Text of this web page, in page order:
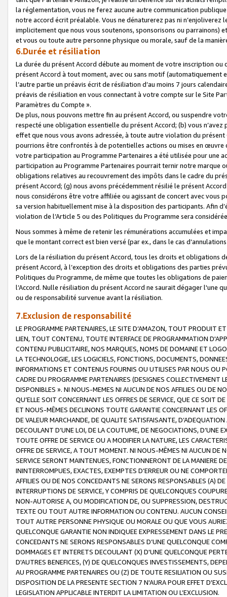
la réglementation, vous ne ferez aucune autre communication
notre accord écrit préalable. Vous ne dénaturerez pas ni
implicitement que nous vous soutenons, sponsorisons ou parrainons)
et vous ou toute autre personne physique ou morale, sauf de la
6.Durée et résiliation
La durée du présent Accord débute au moment de votre inscription
présent Accord à tout moment, avec ou sans motif (automatiquement
l’autre partie un préavis écrit de résiliation d’au moins 7 jours
préavis de résiliation en vous connectant à votre compte sur le Site
Paramètres du Compte ».
De plus, nous pouvons mettre fin au présent Accord, ou suspendre
respecté une obligation essentielle du présent Accord; (b) vous
effet que nous vous avons adressée, à toute autre violation du
pourrions être confrontés à de potentielles actions ou mises en
votre participation au Programme Partenaires a été utilisée pour une
participation au Programme Partenaires pourrait ternir notre marque
obligations relatives au recouvrement des impôts dans le cadre du
présent Accord; (g) nous avons précédemment résilié le présent
nous considérons être votre affiliée ou agissant de concert avec vous
sa version habituellement mise à la disposition des participants. Afin
violation de l’Article 5 ou des Politiques du Programme sera
Nous sommes à même de retenir les rémunérations accumulées et
que le montant correct est bien versé (par ex., dans le cas
Lors de la résiliation du présent Accord, tous les droits et obligations
présent Accord, à l’exception des droits et obligations des parties
Politiques du Programme, de même que toutes les obligations de
l’Accord. Nulle résiliation du présent Accord ne saurait dégager l'une
ou de responsabilité survenue avant la résiliation.
7.Exclusion de responsabilité
LE PROGRAMME PARTENAIRES, LE SITE D’AMAZON, TOUT PRODUIT
LIEN, TOUT CONTENU, TOUTE INTERFACE DE PROGRAMMATION
CONTENU PUBLICITAIRE, NOS MARQUES, NOMS DE DOMAINE ET
LA TECHNOLOGIE, LES LOGICIELS, FONCTIONS, DOCUMENTS,
INFORMATIONS ET CONTENUS FOURNIS OU UTILISES PAR NOUS OU
CADRE DU PROGRAMME PARTENAIRES (DESIGNES COLLECTIVEMENT
DISPONIBLES ». NI NOUS-MEMES NI AUCUN DE NOS AFFILIES OU DE
QU’ELLE SOIT CONCERNANT LES OFFRES DE SERVICE, QUE CE SOIT
ET NOUS-MÊMES DECLINONS TOUTE GARANTIE CONCERNANT LES
DE VALEUR MARCHANDE, DE QUALITE SATISFAISANTE,
DECOULANT D’UNE LOI, DE LA COUTUME, DE NEGOCIATIONS, D’UNE
TOUTE OFFRE DE SERVICE OU A MODIFIER LA NATURE, LES
OFFRE DE SERVICE, A TOUT MOMENT. NI NOUS-MÊMES NI AUCUN DE
SERVICE SERONT MAINTENUES, FONCTIONNERONT DE LA MANIERE
ININTERROMPUES, EXACTES, EXEMPTES D’ERREUR OU NE
AFFILIES OU DE NOS CONCEDANTS NE SERONS RESPONSABLES (A)
INTERRUPTIONS DE SERVICE, Y COMPRIS DE QUELCONQUES
NON-AUTORISE A, OU MODIFICATION DE, OU SUPPRESSION,
TEXTE OU TOUT AUTRE INFORMATION OU CONTENU. AUCUN
TOUT AUTRE PERSONNE PHYSIQUE OU MORALE OU QUE VOUS
QUELCONQUE GARANTIE NON INDIQUEE EXPRESSEMENT DANS LE
CONCEDANTS NE SERONS RESPONSABLES D’UNE QUELCONQUE
DOMMAGES ET INTERETS DECOULANT (X) D'UNE QUELCONQUE
D'AUTRES BENEFICES, (Y) DE QUELCONQUES INVESTISSEMENTS,
AU PROGRAMME PARTENAIRES OU (Z) DE TOUTE RESILIATION OU
DISPOSITION DE LA PRESENTE SECTION 7 N'AURA POUR EFFET
LEGISLATION APPLICABLE INTERDIT LA LIMITATION OU L’EXCLUSION.